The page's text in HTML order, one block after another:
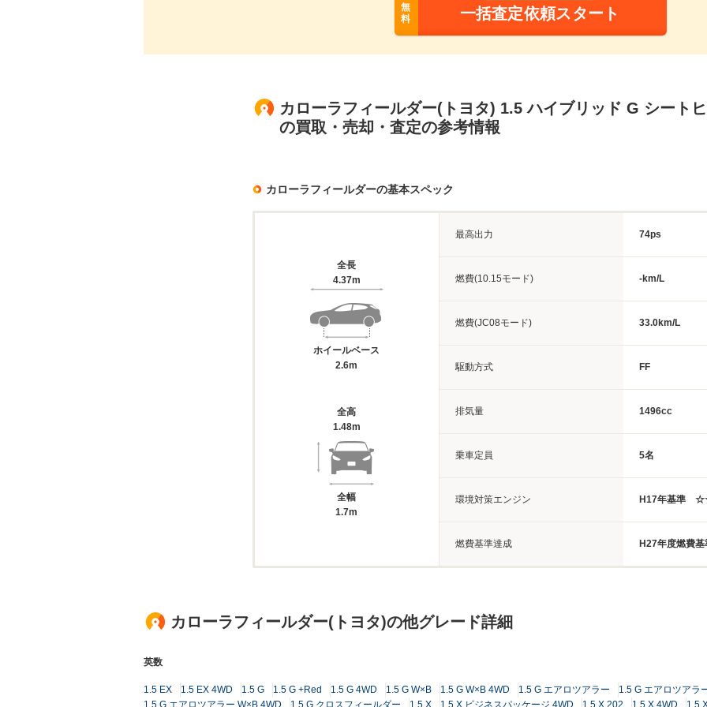
無
料
一括査定依頼スタート
カローラフィールダー(トヨタ) 1.5 ハイブリッド G シート
の買取・売却・査定の参考情報
カローラフィールダーの基本スペック
全長
4.37m
ホイールベース
2.6m
全高
1.48m
全幅
1.7m
最高出力 74ps
燃費(10.15モード) -km/L
燃費(JC08モード) 33.0km/L
駆動方式 FF
排気量 1496cc
乗車定員 5名
環境対策エンジン H17年基準
燃費基準達成 H27年度燃費
カローラフィールダー(トヨタ)の他グレード詳細
英数
1.5 EX 1.5 EX 4WD 1.5 G 1.5 G +Red 1.5 G 4WD 1.5 G W×B 1.5 G W×B 4WD 1.5 G エアロツアラー 1.5 G エアロツアラ
1.5 G エアロツアラー W×B 4WD
1.5 G クロスフィールダー 1.5 X 1.5 X ビジネスパッケージ 4WD 1.5 X 202 1.5 X 4WD 1.5